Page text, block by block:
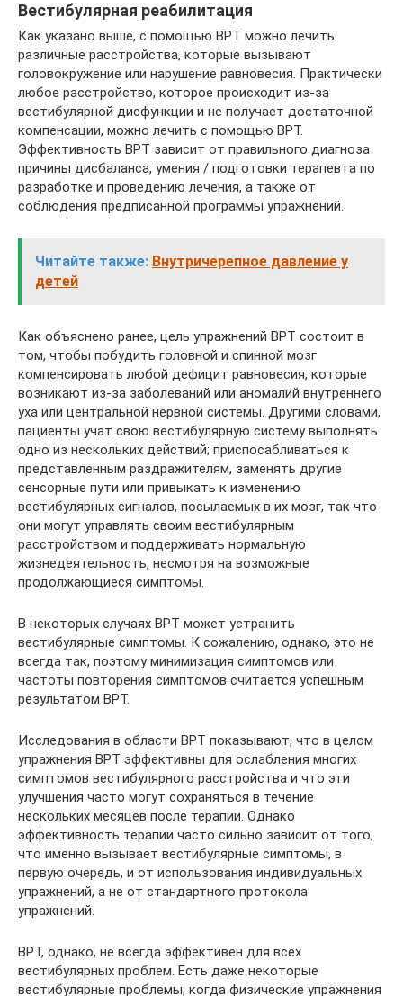
Вестибулярная реабилитация
Как указано выше, с помощью ВРТ можно лечить
различные расстройства, которые вызывают
головокружение или нарушение равновесия. Практически
любое расстройство, которое происходит из-за
вестибулярной дисфункции и не получает достаточной
компенсации, можно лечить с помощью ВРТ.
Эффективность ВРТ зависит от правильного диагноза
причины дисбаланса, умения / подготовки терапевта по
разработке и проведению лечения, а также от
соблюдения предписанной программы упражнений.
Читайте также: Внутричерепное давление у
детей
Как объяснено ранее, цель упражнений ВРТ состоит в
том, чтобы побудить головной и спинной мозг
компенсировать любой дефицит равновесия, которые
возникают из-за заболеваний или аномалий внутреннего
уха или центральной нервной системы. Другими словами,
пациенты учат свою вестибулярную систему выполнять
одно из нескольких действий; приспосабливаться к
представленным раздражителям, заменять другие
сенсорные пути или привыкать к изменению
вестибулярных сигналов, посылаемых в их мозг, так что
они могут управлять своим вестибулярным
расстройством и поддерживать нормальную
жизнедеятельность, несмотря на возможные
продолжающиеся симптомы.
В некоторых случаях ВРТ может устранить
вестибулярные симптомы. К сожалению, однако, это не
всегда так, поэтому минимизация симптомов или
частоты повторения симптомов считается успешным
результатом ВРТ.
Исследования в области ВРТ показывают, что в целом
упражнения ВРТ эффективны для ослабления многих
симптомов вестибулярного расстройства и что эти
улучшения часто могут сохраняться в течение
нескольких месяцев после терапии. Однако
эффективность терапии часто сильно зависит от того,
что именно вызывает вестибулярные симптомы, в
первую очередь, и от использования индивидуальных
упражнений, а не от стандартного протокола
упражнений.
ВРТ, однако, не всегда эффективен для всех
вестибулярных проблем. Есть даже некоторые
вестибулярные проблемы, когда физические упражнения